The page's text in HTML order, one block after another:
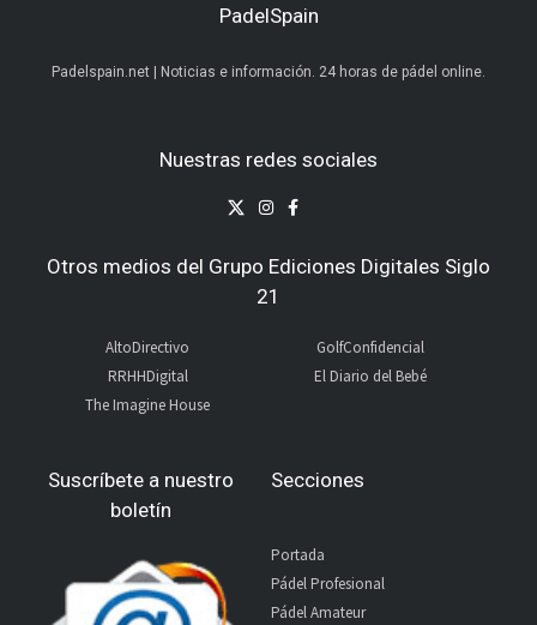
PadelSpain
Padelspain.net | Noticias e información. 24 horas de pádel online.
Nuestras redes sociales
Otros medios del Grupo Ediciones Digitales Siglo
21
AltoDirectivo
RRHHDigital
The Imagine House
GolfConfidencial
El Diario del Bebé
Suscríbete a nuestro
boletín
Secciones
Portada
Pádel Profesional
Pádel Amateur